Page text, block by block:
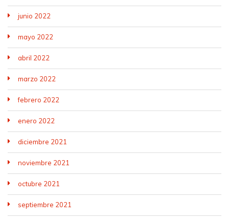
junio 2022
mayo 2022
abril 2022
marzo 2022
febrero 2022
enero 2022
diciembre 2021
noviembre 2021
octubre 2021
septiembre 2021